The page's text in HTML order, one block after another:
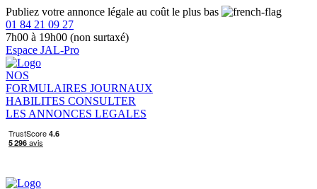
Publiez votre annonce légale au coût le plus bas
01 84 21 09 27
7h00 à 19h00 (non surtaxé)
Espace JAL-Pro
NOS
FORMULAIRES JOURNAUX
HABILITES CONSULTER
LES ANNONCES LEGALES